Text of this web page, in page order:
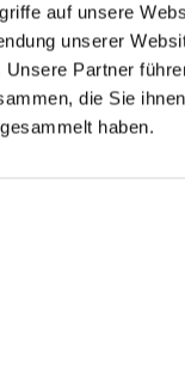
auf unsere
unserer
Partner
die Sie
haben.